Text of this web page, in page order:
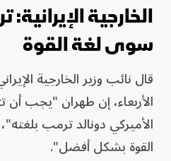
الخارجية
سوى لغة القوة
قال نائب وزير الخارجية
الأربعاء، إن طهران "يجب
الأميركي دونالد ترمب
القوة بشكل أفضل".